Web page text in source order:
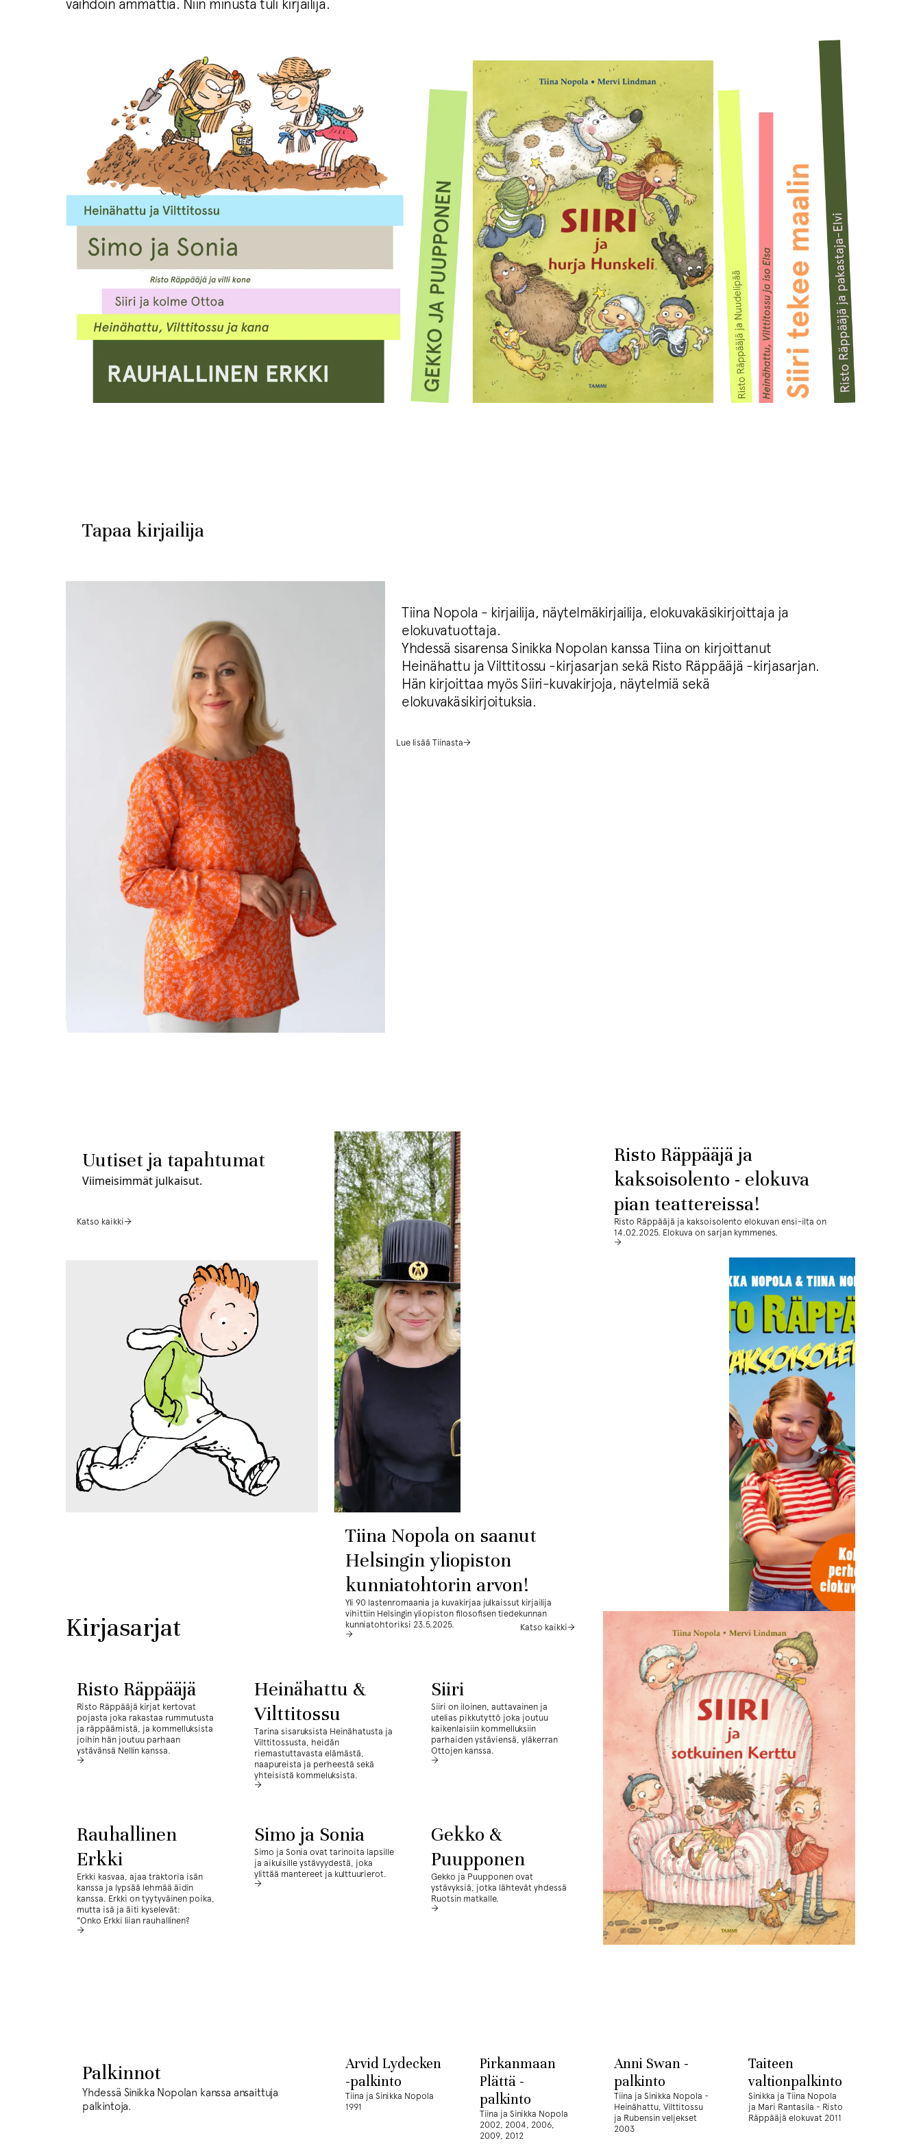
vaihdoin ammattia. Niin minusta tuli kirjailija.
Tapaa kirjailija
Tiina Nopola - kirjailija, näytelmäkirjailija, elokuvakäsikirjoittaja ja
elokuvatuottaja.
Yhdessä sisarensa Sinikka Nopolan kanssa Tiina on kirjoittanut
Heinähattu ja Vilttitossu -kirjasarjan sekä Risto Räppääjä -kirjasarjan.
Hän kirjoittaa myös Siiri-kuvakirjoja, näytelmiä sekä
elokuvakäsikirjoituksia.
Lue lisää Tiinasta
Uutiset ja tapahtumat
Viimeisimmät julkaisut.
Katso kaikki
Tiina Nopola on saanut
Helsingin yliopiston
kunniatohtorin arvon!
Yli 90 lastenromaania ja kuvakirjaa julkaissut kirjailija
vihittiin Helsingin yliopiston filosofisen tiedekunnan
kunniatohtoriksi 23.5.2025.
Risto Räppääjä ja
kaksoisolento - elokuva
pian teattereissa!
Risto Räppääjä ja kaksoisolento elokuvan ensi-ilta on
14.02.2025. Elokuva on sarjan kymmenes.
Kirjasarjat Katso kaikki
Risto Räppääjä
Risto Räppääjä kirjat kertovat
pojasta joka rakastaa rummutusta
ja räppäämistä, ja kommelluksista
joihin hän joutuu parhaan
ystävänsä Nellin kanssa.
Heinähattu &
Vilttitossu
Tarina sisaruksista Heinähatusta ja
Vilttitossusta, heidän
riemastuttavasta elämästä,
naapureista ja perheestä sekä
yhteisistä kommeluksista.
Siiri
Siiri on iloinen, auttavainen ja
utelias pikkutyttö joka joutuu
kaikenlaisiin kommelluksiin
parhaiden ystäviensä, yläkerran
Ottojen kanssa.
Rauhallinen
Erkki
Erkki kasvaa, ajaa traktoria isän
kanssa ja lypsää lehmää äidin
kanssa. Erkki on tyytyväinen poika,
mutta isä ja äiti kyselevät:
"Onko Erkki liian rauhallinen?
Simo ja Sonia
Simo ja Sonia ovat tarinoita lapsille
ja aikuisille ystävyydestä, joka
ylittää mantereet ja kulttuurierot.
Gekko &
Puupponen
Gekko ja Puupponen ovat
ystävyksiä, jotka lähtevät yhdessä
Ruotsin matkalle.
Palkinnot
Yhdessä Sinikka Nopolan kanssa ansaittuja
palkintoja.
Arvid Lydecken
-palkinto
Tiina ja Sinikka Nopola
1991
Pirkanmaan
Plättä -
palkinto
Tiina ja Sinikka Nopola
2002, 2004, 2006,
2009, 2012
Anni Swan -
palkinto
Tiina ja Sinikka Nopola -
Heinähattu, Vilttitossu
ja Rubensin veljekset
2003
Taiteen
valtionpalkinto
Sinikka ja Tiina Nopola
ja Mari Rantasila - Risto
Räppääjä elokuvat 2011